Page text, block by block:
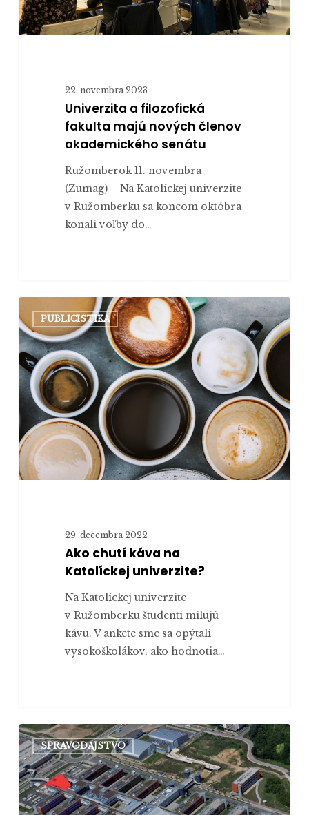
22. novembra 2023
Univerzita a filozofická
fakulta majú nových členov
akademického senátu
Ružomberok 11. novembra
(Zumag) – Na Katolíckej univerzite
v Ružomberku sa koncom októbra
konali voľby do…
chutí
káva
na
Katolíckej
univerzite?
PUBLICISTIKA
29. decembra 2022
Ako chutí káva na
Katolíckej univerzite?
Na Katolíckej univerzite
v Ružomberku študenti milujú
kávu. V ankete sme sa opýtali
vysokoškolákov, ako hodnotia…
Kvestor
brnenskej
univerzity
hovoril
o
SPRAVODAJSTVO